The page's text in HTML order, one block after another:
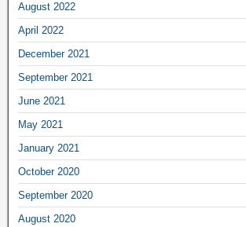
August 2022
April 2022
December 2021
September 2021
June 2021
May 2021
January 2021
October 2020
September 2020
August 2020